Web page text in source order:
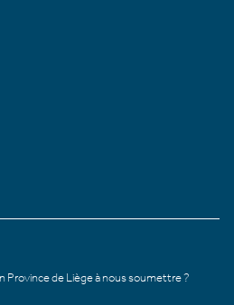
Province de Liège à nous soumettre ?